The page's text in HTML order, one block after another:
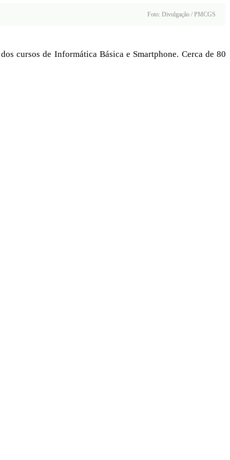
Foto: Divulgação / PMCGS
cursos de Informática Básica e Smartphone. Cerca de 80